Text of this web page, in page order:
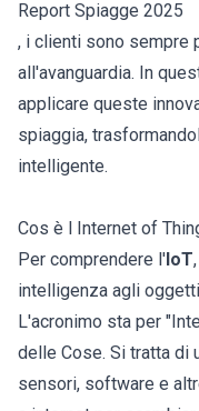
Report Spiagge 2025
, i clienti sono sempre
all'avanguardia. In
applicare queste
spiaggia,
intelligente.
Cos è l Internet of
Per comprendere l' IoT
intelligenza agli
L'acronimo sta per
delle Cose. Si tratta
sensori, software e